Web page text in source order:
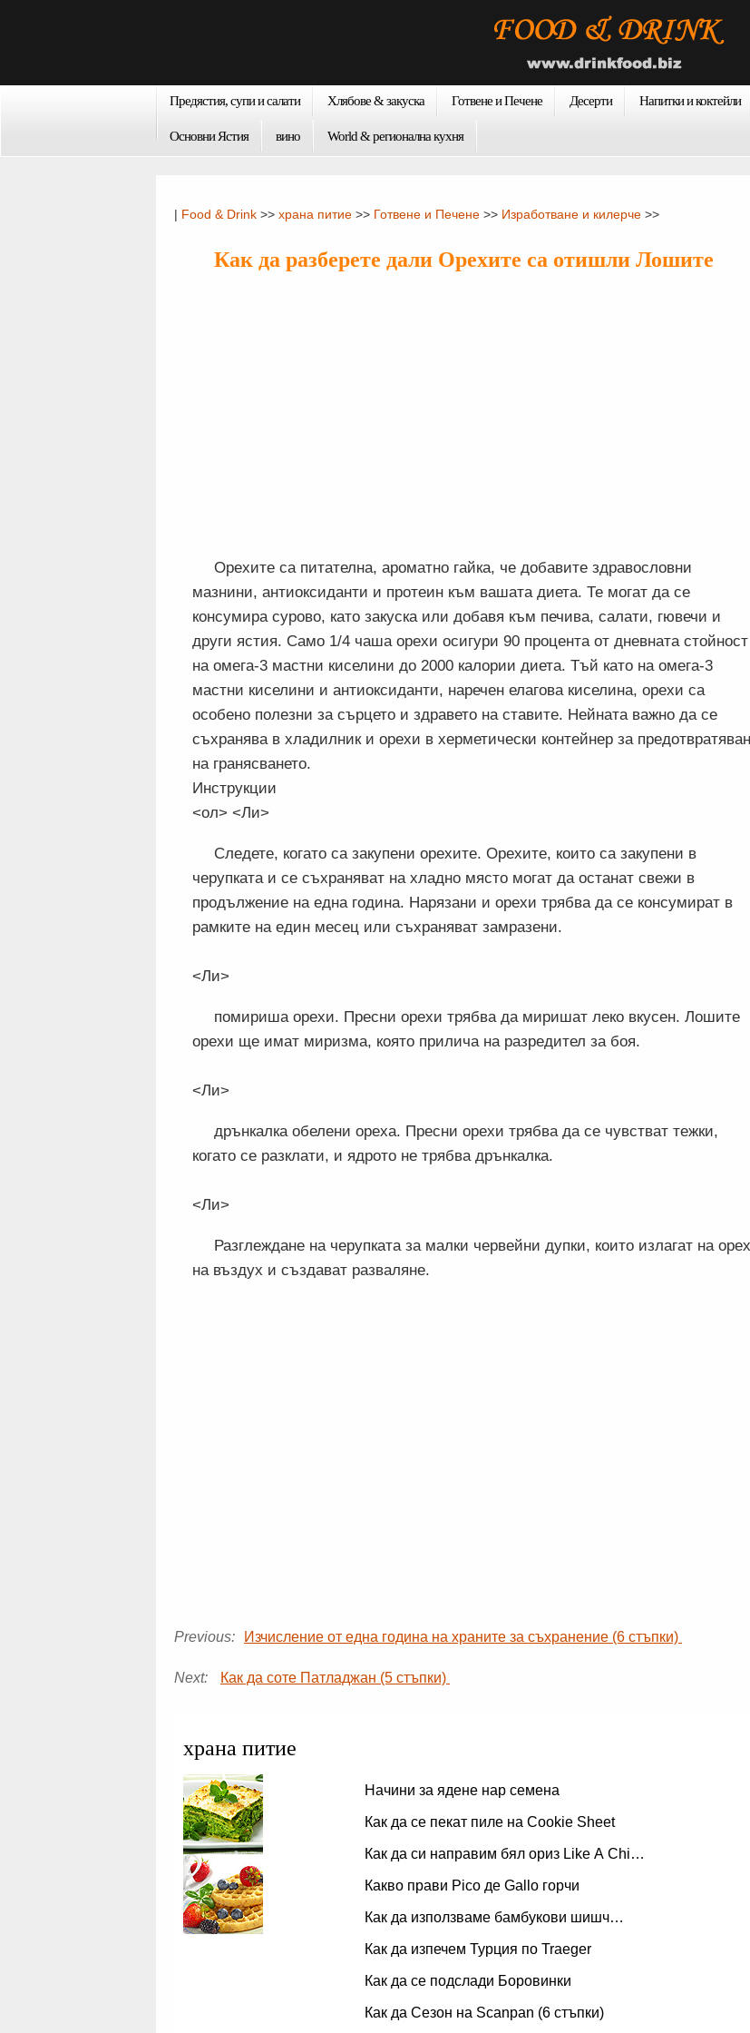
Предястия, супи и салати Хлябове & закуска Готвене и Печене Десерти Напитки и коктейли
Основни Ястия вино World & регионална кухня
| Food & Drink >> храна питие >> Готвене и Печене >> Изработване и килерче >>
Как да разберете дали Орехите са отишли ​​Лошите
Орехите са питателна, ароматно гайка, че добавите здравословни
мазнини, антиоксиданти и протеин към вашата диета. Те могат да се
консумира сурово, като закуска или добавя към печива, салати, гювечи и
други ястия. Само 1/4 чаша орехи осигури 90 процента от дневната стойност
на омега-3 мастни киселини до 2000 калории диета. Тъй като на омега-3
мастни киселини и антиоксиданти, наречен елагова киселина, орехи са
особено полезни за сърцето и здравето на ставите. Нейната важно да се
съхранява в хладилник и орехи в херметически контейнер за
на гранясването.
Инструкции
<ол> <Ли>
Следете, когато са закупени орехите. Орехите, които са закупени в
черупката и се съхраняват на хладно място могат да останат свежи в
продължение на една година. Нарязани и орехи трябва да се консумират в
рамките на един месец или съхраняват замразени.
<Ли>
помириша орехи. Пресни орехи трябва да миришат леко вкусен. Лошите
орехи ще имат миризма, която прилича на разредител за боя.
<Ли>
дрънкалка обелени ореха. Пресни орехи трябва да се чувстват тежки,
когато се разклати, и ядрото не трябва дрънкалка.
<Ли>
Разглеждане на черупката за малки червейни дупки, които излагат на
на въздух и създават разваляне.
Previous: Изчисление от една година на храните за съхранение (6 стъпки)
Next: Как да соте Патладжан (5 стъпки)
храна питие
Начини за ядене нар семена
Как да се пекат пиле на Cookie Sheet
Как да си направим бял ориз Like A Chi…
Какво прави Pico де Gallo горчи
Как да използваме бамбукови шишч…
Как да изпечем Турция по Traeger
Как да се подслади Боровинки
Как да Сезон на Scanpan (6 стъпки)